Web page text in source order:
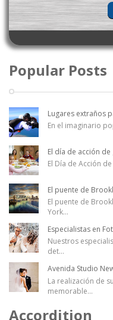
Popular Posts
Lugares extraños
En el imaginario
El día de acción de
El Día de Acción
El puente de
El puente de
York...
Especialistas en
Nuestros
det...
Avenida Studio
La realización de
memorable...
Accordition